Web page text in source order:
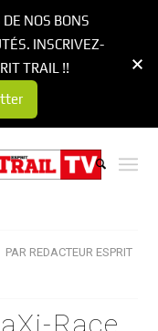
PAR REDACTEUR ESPRIT
Race,
NOS BONS
INSCRIVEZ-
TRAIL !!